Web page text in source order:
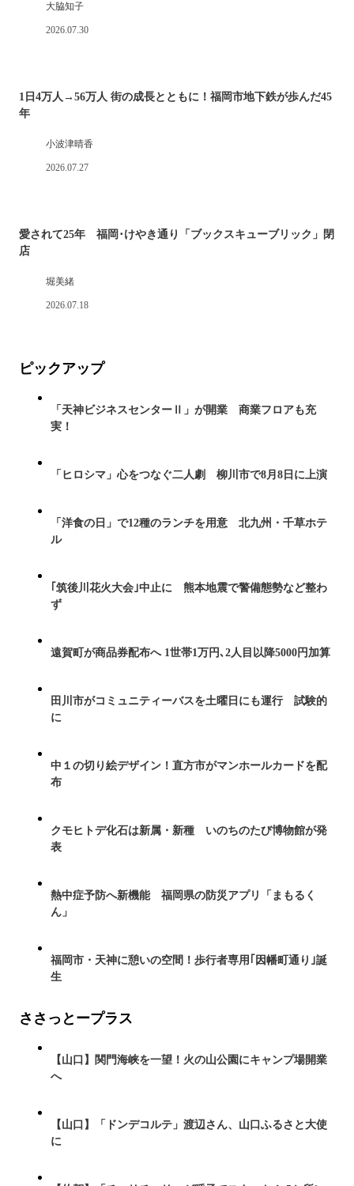
大脇知子
2026.07.30
1日4万人→56万人 街の成長とともに！福岡市地下鉄が歩んだ45
年
小波津晴香
2026.07.27
愛されて25年 福岡･けやき通り「ブックスキューブリック」閉
店
堀美緒
2026.07.18
ピックアップ
「天神ビジネスセンターⅡ」が開業 商業フロアも充
実！
「ヒロシマ」心をつなぐ二人劇 柳川市で8月8日に上演
「洋食の日」で12種のランチを用意 北九州・千草ホテ
ル
｢筑後川花火大会｣中止に 熊本地震で警備態勢など整わ
ず
遠賀町が商品券配布へ 1世帯1万円､2人目以降5000円加算
田川市がコミュニティーバスを土曜日にも運行 試験的
に
中１の切り絵デザイン！直方市がマンホールカードを配
布
クモヒトデ化石は新属・新種 いのちのたび博物館が発
表
熱中症予防へ新機能 福岡県の防災アプリ「まもるく
ん」
福岡市・天神に憩いの空間！歩行者専用｢因幡町通り｣誕
生
ささっとープラス
【山口】関門海峡を一望！火の山公園にキャンプ場開業
へ
【山口】「ドンデコルテ」渡辺さん、山口ふるさと大使
に